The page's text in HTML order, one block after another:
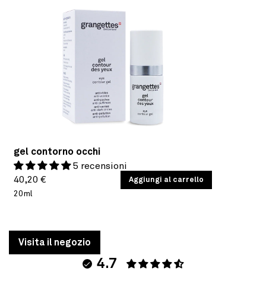
gel contorno occhi
5 recensioni
Prezzo
di
40,20 €
PREZZO
UNITARIO
/
20ml
Aggiungi al carrello
Visita il negozio
4.7